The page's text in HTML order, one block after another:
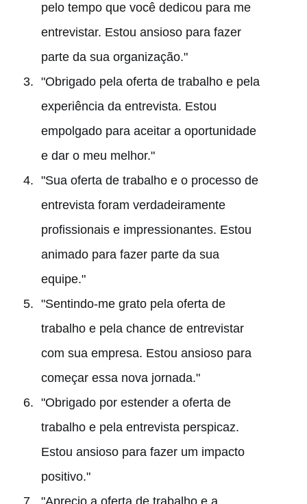
pelo tempo que você dedicou para me
entrevistar. Estou ansioso para fazer
parte da sua organização."
"Obrigado pela oferta de trabalho e pela
experiência da entrevista. Estou
empolgado para aceitar a oportunidade
e dar o meu melhor."
"Sua oferta de trabalho e o processo de
entrevista foram verdadeiramente
profissionais e impressionantes. Estou
animado para fazer parte da sua
equipe."
"Sentindo-me grato pela oferta de
trabalho e pela chance de entrevistar
com sua empresa. Estou ansioso para
começar essa nova jornada."
"Obrigado por estender a oferta de
trabalho e pela entrevista perspicaz.
Estou ansioso para fazer um impacto
positivo."